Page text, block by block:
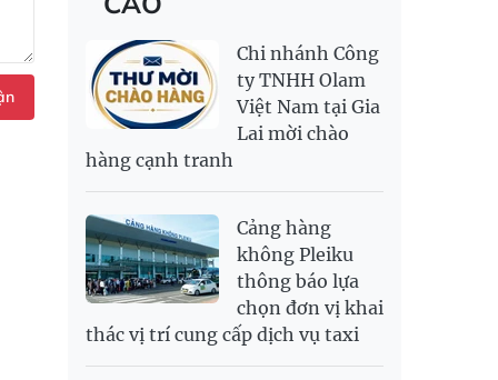
MYR
NOK
RUB
307.79
340.71
SAR
6,944.19
7,243.07
2,709.1
2,823.98
SGD
19,929.2
USD
26,010 26,040 26,420
RỒNG THĂNG
PNJ 138,500,000142,500,000
Chi nhánh Công
ty TNHH Olam
Việt Nam tại Gia
Lai mời chào
hàng cạnh tranh
Cảng hàng
không Pleiku
thông báo lựa
chọn đơn vị khai
thác vị trí cung cấp dịch vụ taxi